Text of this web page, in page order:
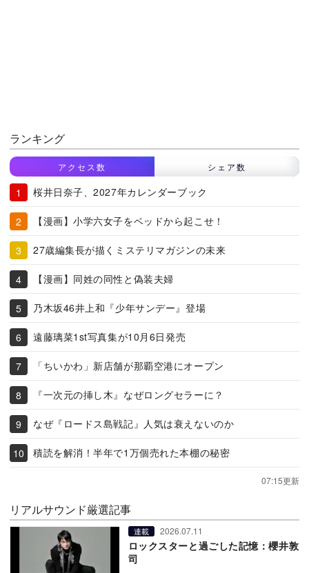
ランキング
アクセス数 シェア数
桜井日奈子、2027年カレンダーブック
【漫画】小学六女子をベッドから起こせ！
27歳編集長が描くミステリマガジンの未来
【漫画】同姓の同性と偽装夫婦
乃木坂46井上和『少年サンデー』登場
遠藤璃菜1st写真集が10月6日発売
「ちいかわ」新店舗が那覇空港にオープン
『一次元の挿し木』なぜロングセラーに？
なぜ『ロードス島戦記』人気は衰えないのか
積読を解消！半年で1万個売れた本棚の秘密
07:15更新
リアルサウンド厳選記事
連載 2026.07.11
ロックスターと過ごした記憶：櫻井敦
司